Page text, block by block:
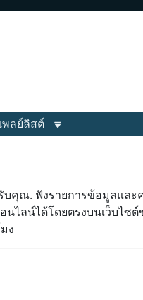
เพลย์ลิสต์
ณ. ฟังรายการข้อมูลและ
น์ได้โดยตรงบนเว็บไซต์
ง